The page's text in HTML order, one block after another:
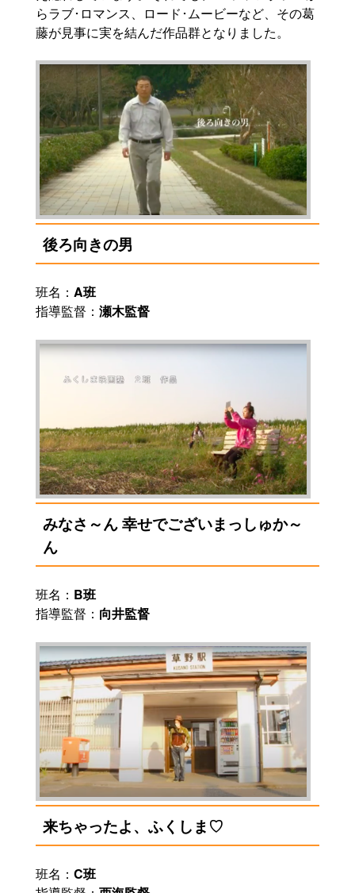
らラブ･ロマンス、ロード･ムービーなど、その葛
藤が見事に実を結んだ作品群となりました。
後ろ向きの男
班名： A班
指導監督： 瀬木監督
みなさ～ん 幸せでございまっしゅか～
ん
班名： B班
指導監督： 向井監督
来ちゃったよ、ふくしま♡
班名： C班